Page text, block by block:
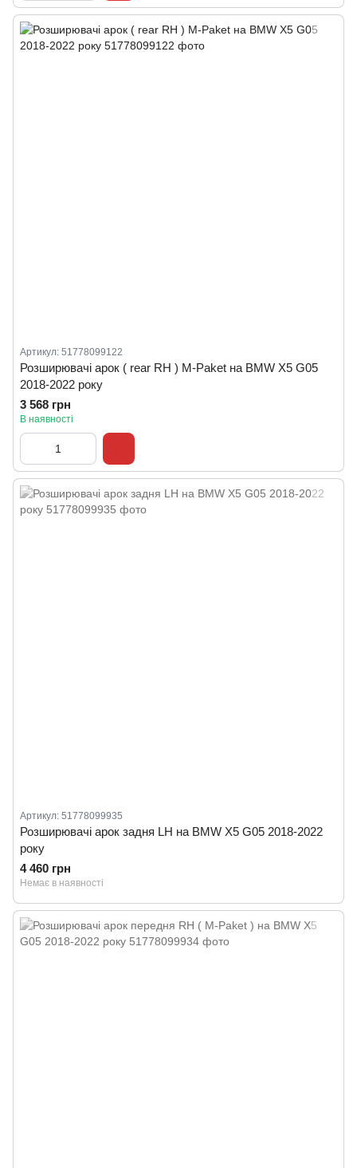
Артикул: 51778099122
Розширювачі арок ( rear RH ) M-Paket на BMW X5 G05
2018-2022 року
3 568 грн
В наявності
Артикул: 51778099935
Розширювачі арок задня LH на BMW X5 G05 2018-2022
року
4 460 грн
Немає в наявності